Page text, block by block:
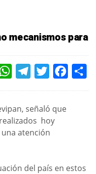
mecanismos para
WHATSAPPTELEGRAMTWITTER
señaló que
hoy
atención
del país en estos